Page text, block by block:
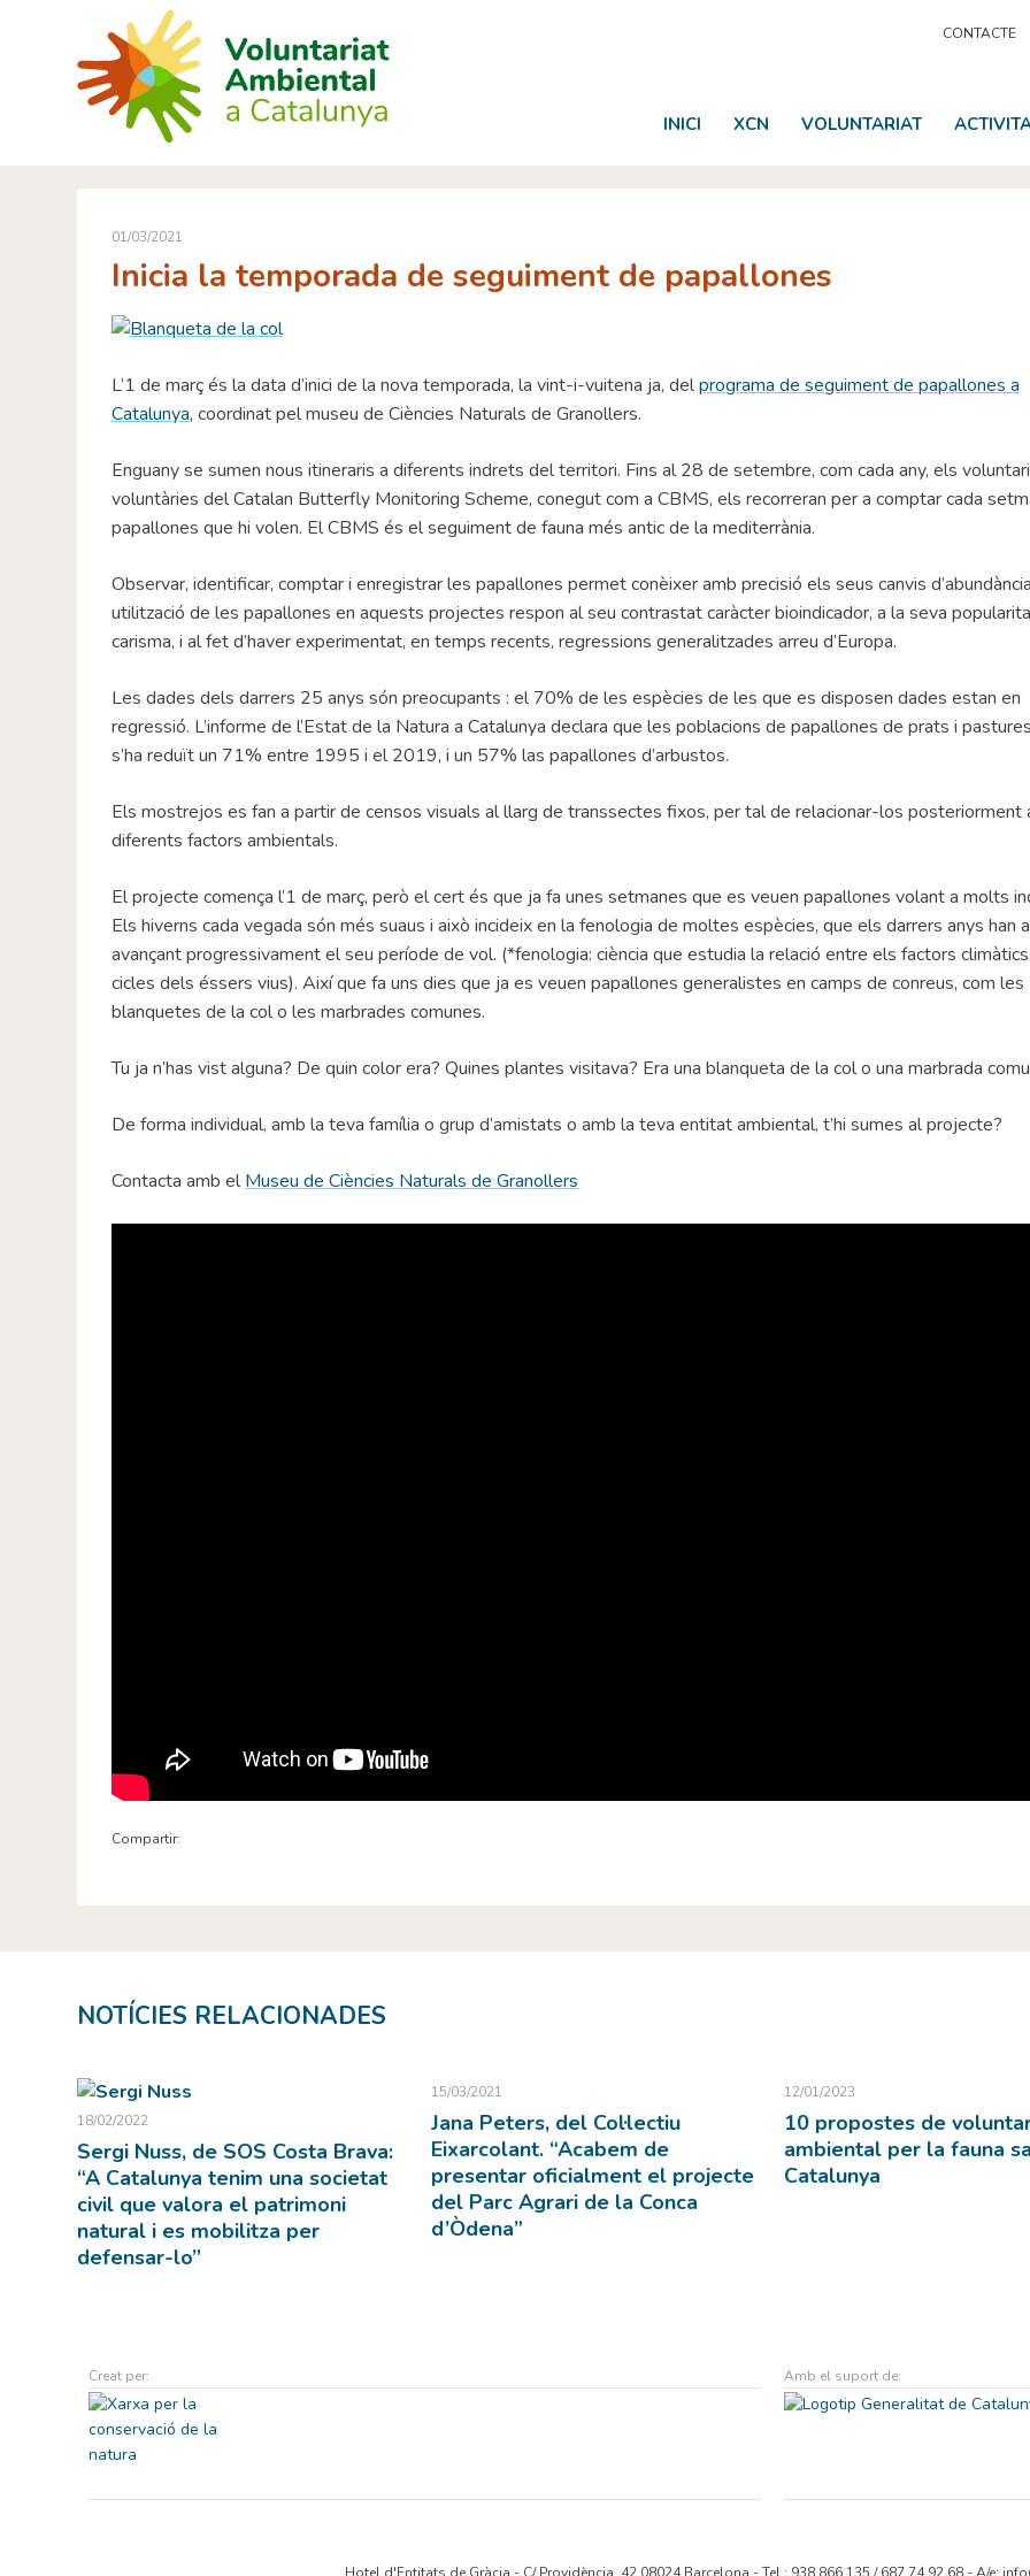
CONTACTE
INICI XCN VOLUNTARIAT
01/03/2021
Inicia la temporada de seguiment de papallones
L’1 de març és la data d’inici de la nova temporada, la vint-i-vuitena ja, delprograma de seguiment de papallones a
Catalunya, coordinat pel museu de Ciències Naturals de Granollers.
Enguany se sumen nous itineraris a diferents indrets del territori. Fins al 28 de setembre, com cada any, els
voluntàries del Catalan Butterfly Monitoring Scheme, conegut com a CBMS, els recorreran per a comptar cada
papallones que hi volen. El CBMS és el seguiment de fauna més antic de la mediterrània.
Observar, identificar, comptar i enregistrar les papallones permet conèixer amb precisió els seus canvis
utilització de les papallones en aquests projectes respon al seu contrastat caràcter bioindicador, a la seva
carisma, i al fet d’haver experimentat, en temps recents, regressions generalitzades arreu d’Europa.
Les dades dels darrers 25 anys són preocupants : el 70% de les espècies de les que es disposen dades estan en
regressió. L’informe de l’Estat de la Natura a Catalunya declara que les poblacions de papallones de prats i
s’ha reduït un 71% entre 1995 i el 2019, i un 57% las papallones d’arbustos.
Els mostrejos es fan a partir de censos visuals al llarg de transsectes fixos, per tal de relacionar-los posteriorment
diferents factors ambientals.
El projecte comença l’1 de març, però el cert és que ja fa unes setmanes que es veuen papallones volant a molts
Els hiverns cada vegada són més suaus i això incideix en la fenologia de moltes espècies, que els darrers anys han
avançant progressivament el seu període de vol. (*fenologia: ciència que estudia la relació entre els factors
cicles dels éssers vius). Així que fa uns dies que ja es veuen papallones generalistes en camps de conreus, com les
blanquetes de la col o les marbrades comunes.
Tu ja n’has vist alguna? De quin color era? Quines plantes visitava? Era una blanqueta de la col o una marbrada
De forma individual, amb la teva família o grup d’amistats o amb la teva entitat ambiental, t’hi sumes al projecte?
Contacta amb elMuseu de Ciències Naturals de Granollers
Compartir:
NOTÍCIES RELACIONADES
18/02/2022
Sergi Nuss, de SOS Costa Brava:
“A Catalunya tenim una societat
civil que valora el patrimoni
natural i es mobilitza per
defensar-lo”
15/03/2021
Jana Peters, del Col·lectiu
Eixarcolant. “Acabem de
presentar oficialment el projecte
del Parc Agrari de la Conca
d’Òdena”
12/01/2023
10 propostes de
ambiental per la fauna
Catalunya
Creat per: Amb el suport de:
Hotel d'Entitats de Gràcia - C/ Providència, 42 08024 Barcelona - Tel.: 938 866 135 / 687 74 92 68 - A/e: